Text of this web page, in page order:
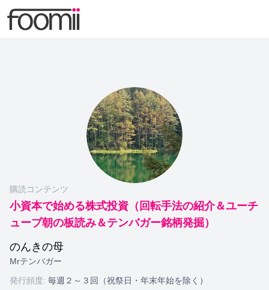
購読コンテンツ
小資本で始める株式投資（回転手法の紹介＆ユーチ
ューブ朝の板読み＆テンバガー銘柄発掘）
のんきの母
Mrテンバガー
発行頻度: 毎週２～３回（祝祭日・年末年始を除く）